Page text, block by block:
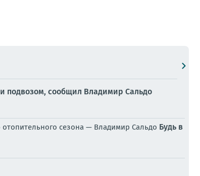
подвозом, сообщил Владимир Сальдо
сезона — Владимир Сальдо Будь в